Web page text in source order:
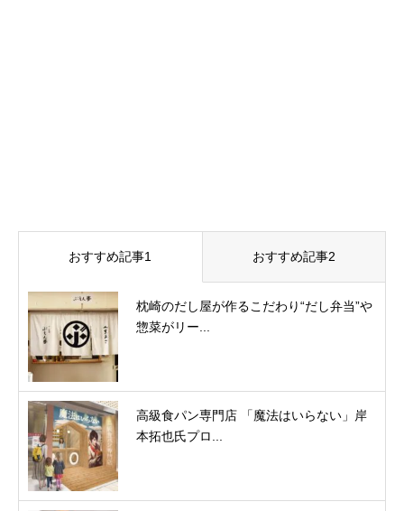
おすすめ記事1 おすすめ記事2
枕崎のだし屋が作るこだわり“だし弁当”や
惣菜がリー...
高級食パン専門店 「魔法はいらない」岸
本拓也氏プロ...